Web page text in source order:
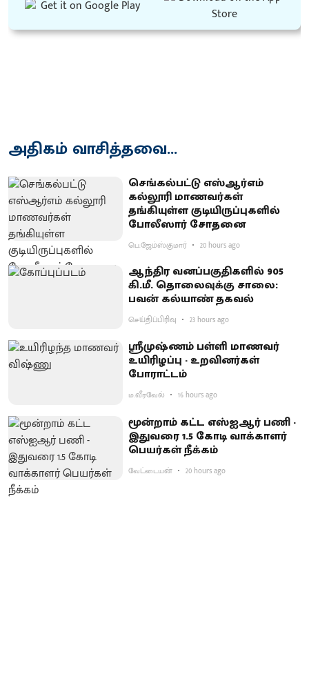
அதிகம் வாசித்தவை...
செங்கல்பட்டு எஸ்ஆர்எம்
கல்லூரி மாணவர்கள்
தங்கியுள்ள குடியிருப்புகளில்
போலீஸார் சோதனை
பெ.ஜேம்ஸ்குமார் 20 hours ago
ஆந்திர வனப்பகுதிகளில் 905
கி.மீ. தொலைவுக்கு சாலை:
பவன் கல்யாண் தகவல்
செய்திப்பிரிவு 23 hours ago
ஸ்ரீமுஷ்ணம் பள்ளி மாணவர்
உயிரிழப்பு - உறவினர்கள்
போராட்டம்
ம.வீரவேல் 16 hours ago
மூன்றாம் கட்ட எஸ்ஐஆர் பணி -
இதுவரை 1.5 கோடி வாக்காளர்
பெயர்கள் நீக்கம்
வேட்டையன் 20 hours ago